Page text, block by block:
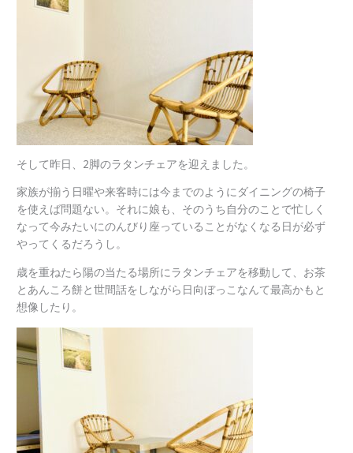
そして昨日、2脚のラタンチェアを迎えました。
家族が揃う日曜や来客時には今までのようにダイニングの椅子
を使えば問題ない。それに娘も、そのうち自分のことで忙しく
なって今みたいにのんびり座っていることがなくなる日が必ず
やってくるだろうし。
歳を重ねたら陽の当たる場所にラタンチェアを移動して、お茶
とあんころ餅と世間話をしながら日向ぼっこなんて最高かもと
想像したり。